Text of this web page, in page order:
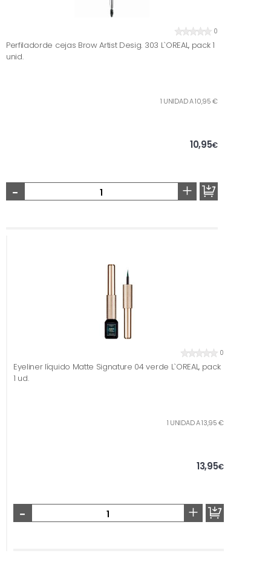
0
Perfiladorde cejas Brow Artist Desig. 303 L`OREAL, pack 1
unid.
1 UNIDAD A 10,95 €
10,95€
- +
0
Eyeliner líquido Matte Signature 04 verde L`OREAL, pack
1 ud.
1 UNIDAD A 13,95 €
13,95€
- +